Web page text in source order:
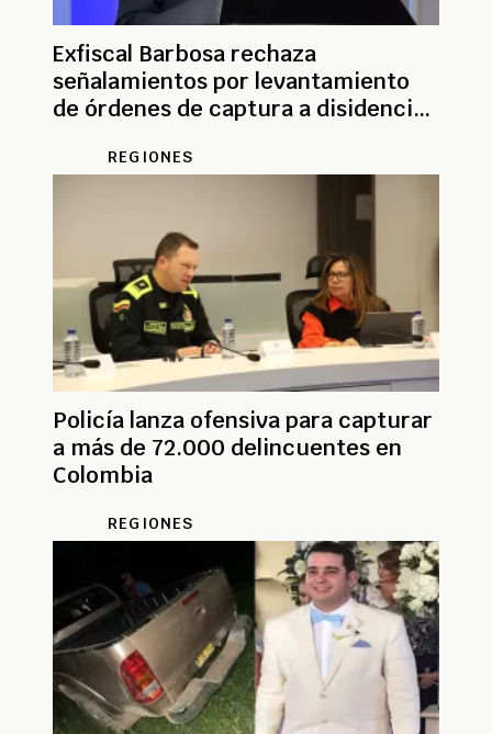
Exfiscal Barbosa rechaza
señalamientos por levantamiento
de órdenes de captura a disidencias
REGIONES
Policía lanza ofensiva para capturar
a más de 72.000 delincuentes en
Colombia
REGIONES